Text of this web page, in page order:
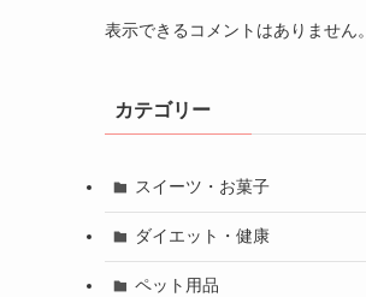
表示できるコメントはありません。
カテゴリー
スイーツ・お菓子
ダイエット・健康
ペット用品